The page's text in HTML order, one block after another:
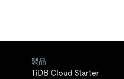
製品
TiDB Cloud Starter